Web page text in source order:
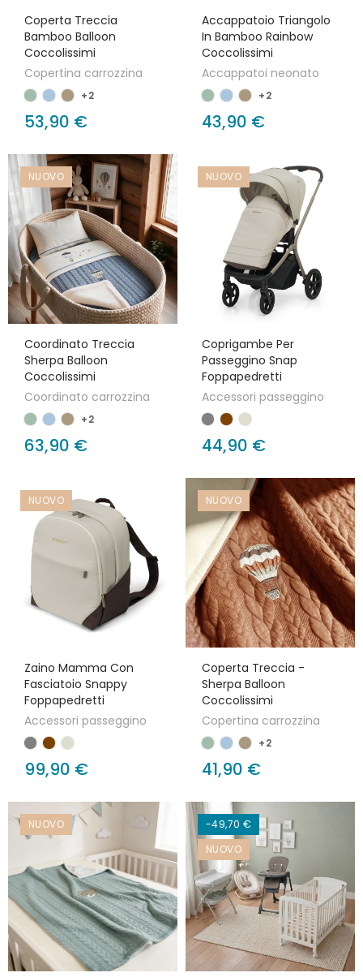
Coperta Treccia
Bamboo Balloon
Coccolissimi
Copertina carrozzina
+2
53,90 €
Accappatoio Triangolo
In Bamboo Rainbow
Coccolissimi
Accappatoi neonato
+2
43,90 €
NUOVO
Coordinato Treccia
Sherpa Balloon
Coccolissimi
Coordinato carrozzina
+2
63,90 €
NUOVO
Coprigambe Per
Passeggino Snap
Foppapedretti
Accessori passeggino
44,90 €
NUOVO
Zaino Mamma Con
Fasciatoio Snappy
Foppapedretti
Accessori passeggino
99,90 €
NUOVO
Coperta Treccia -
Sherpa Balloon
Coccolissimi
Copertina carrozzina
+2
41,90 €
NUOVO
-49,70 €
NUOVO